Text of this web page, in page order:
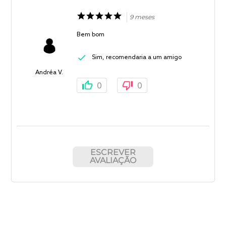
Andréa V.
9 meses
Bem bom
Sim, recomendaria a um amigo
0 0
ESCREVER
AVALIAÇÃO